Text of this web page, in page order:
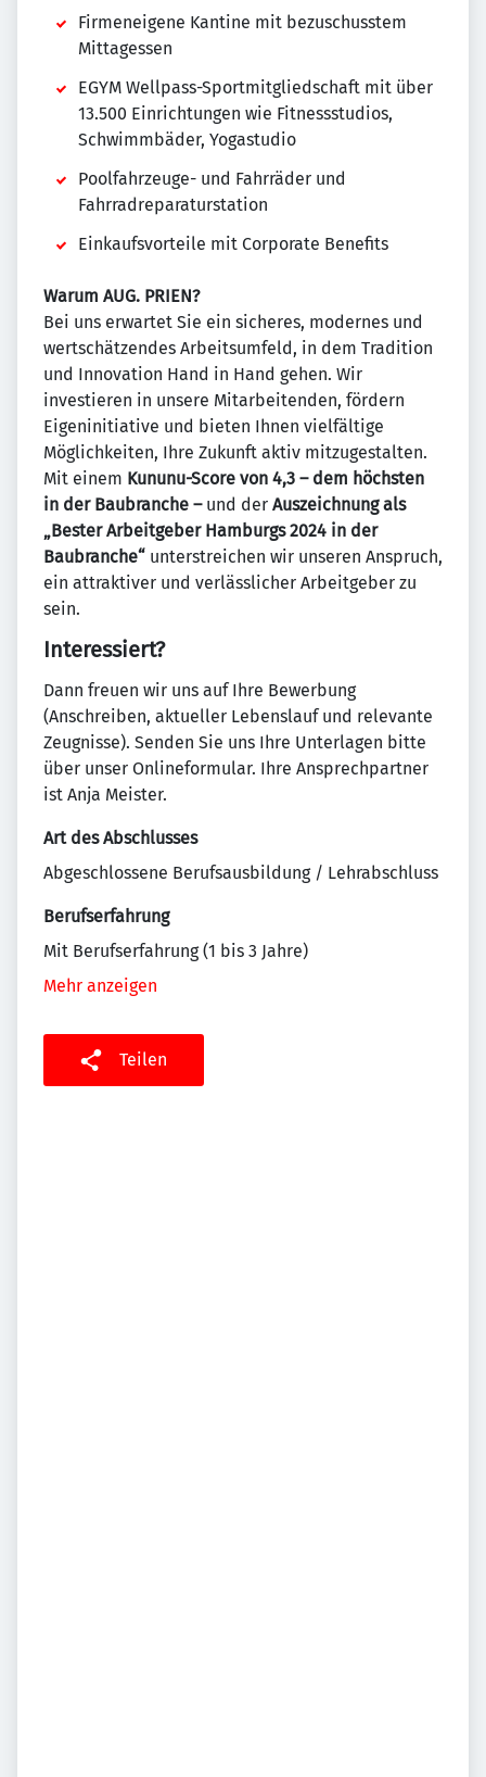
Firmeneigene Kantine mit bezuschusstem
Mittagessen
EGYM Wellpass-Sportmitgliedschaft mit über
13.500 Einrichtungen wie Fitnessstudios,
Schwimmbäder, Yogastudio
Poolfahrzeuge- und Fahrräder und
Fahrradreparaturstation
Einkaufsvorteile mit Corporate Benefits
Warum AUG. PRIEN?
Bei uns erwartet Sie ein sicheres, modernes und
wertschätzendes Arbeitsumfeld, in dem Tradition
und Innovation Hand in Hand gehen. Wir
investieren in unsere Mitarbeitenden, fördern
Eigeninitiative und bieten Ihnen vielfältige
Möglichkeiten, Ihre Zukunft aktiv mitzugestalten.
Mit einem Kununu-Score von 4,3 – dem höchsten
in der Baubranche –und der Auszeichnung als
„Bester Arbeitgeber Hamburgs 2024 in der
Baubranche“ unterstreichen wir unseren Anspruch,
ein attraktiver und verlässlicher Arbeitgeber zu
sein.
Interessiert?
Dann freuen wir uns auf Ihre Bewerbung
(Anschreiben, aktueller Lebenslauf und relevante
Zeugnisse). Senden Sie uns Ihre Unterlagen bitte
über unser Onlineformular. Ihre Ansprechpartner
ist Anja Meister.
Art des Abschlusses
Abgeschlossene Berufsausbildung / Lehrabschluss
Berufserfahrung
Mit Berufserfahrung (1 bis 3 Jahre)
Mehr anzeigen
Teilen